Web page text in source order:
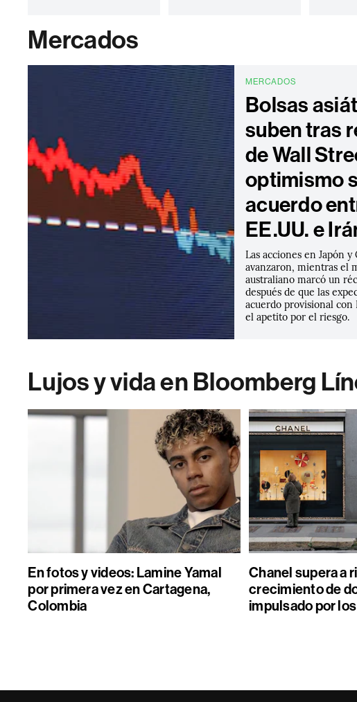
Mercados
MERCADOS
Bolsas
suben tras
de Wall
optimismo
acuerdo
EE.UU. e
Las acciones en Japón
avanzaron, mientras el
australiano marcó un
después de que las
acuerdo provisional
el apetito por el riesgo.
Lujos y vida en Bloomberg
En fotos y videos: Lamine Yamal
por primera vez en Cartagena,
Colombia
Chanel supera a
crecimiento de
impulsado por